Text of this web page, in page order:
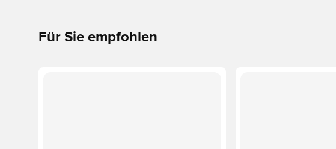
Für Sie empfohlen